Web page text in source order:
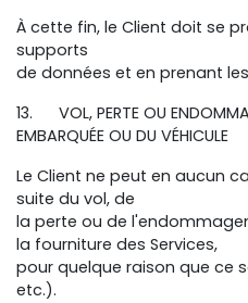
À cette fin, le Client doit se
supports
de données et en prenant
13. VOL, PERTE OU
EMBARQUÉE OU DU VÉHICULE
Le Client ne peut en aucun
suite du vol, de
la perte ou de
la fourniture des Services,
pour quelque raison que ce
etc.).